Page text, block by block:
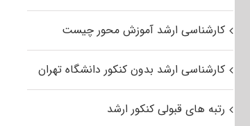
کارشناسی ارشد آموزش محور چیست
کارشناسی ارشد بدون کنکور دانشگاه تهران
رتبه های قبولی کنکور ارشد